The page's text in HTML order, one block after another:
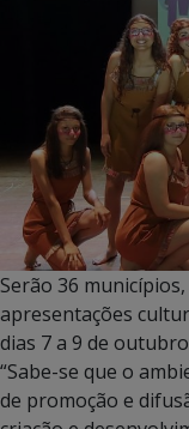
Serão 36
apresentações
dias 7 a 9 de
“Sabe-se que o
de promoção e